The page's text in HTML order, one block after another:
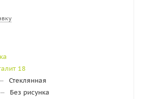
18
Стеклянная
—
Без рисунка